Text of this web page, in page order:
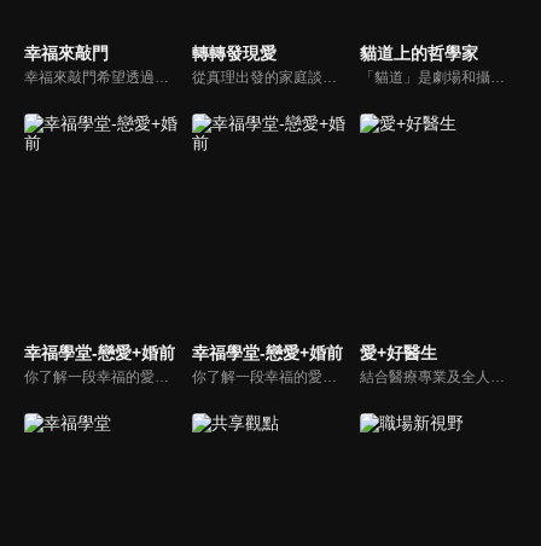
幸福來敲門 轉轉發現愛 貓道上的哲學家
「貓道」是劇場和攝影棚的象徵，而孩子是天生的哲學家，他們進入攝影棚中的小劇場思考、對話，並且從貓道上看下來，總是會有不同視角，故片名為《貓道上的哲學家》，在GOOD TV播出。
幸福學堂-戀愛+婚前
你了解一段幸福的愛情是如何發展出來的嗎？你對你心中那一個對象，到底是愛還是喜歡？難道喜歡跟愛差距很大嗎？讓我們的大師來消除你心中的疑惑。
幸福學堂-戀愛+婚前
你了解一段幸福的愛情是如何發展出來的嗎？你對你心中那一個對象，到底是愛還是喜歡？難道喜歡跟愛差距很大嗎？讓我們的大師來消除你心中的疑惑。
愛+好醫生
結合醫療專業及全人關懷的新型態節目，主持人黃瑽寧醫師親訪家庭，跨領域醫療顧問團全方位檢視，提供最完整、實用和正確的資訊來守護孩子的健康。